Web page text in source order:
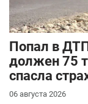
​Попал в
должен 75
спасла
06 августа 2026